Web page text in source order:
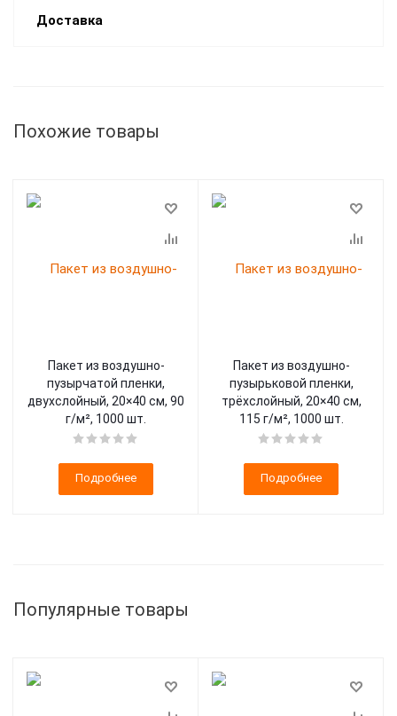
Доставка
Похожие товары
Пакет из воздушно-
пузырчатой пленки,
двухслойный, 20×40 см, 90
г/м², 1000 шт.
Подробнее
Пакет из воздушно-
пузырьковой пленки,
трёхслойный, 20×40 см,
115 г/м², 1000 шт.
Подробнее
Популярные товары